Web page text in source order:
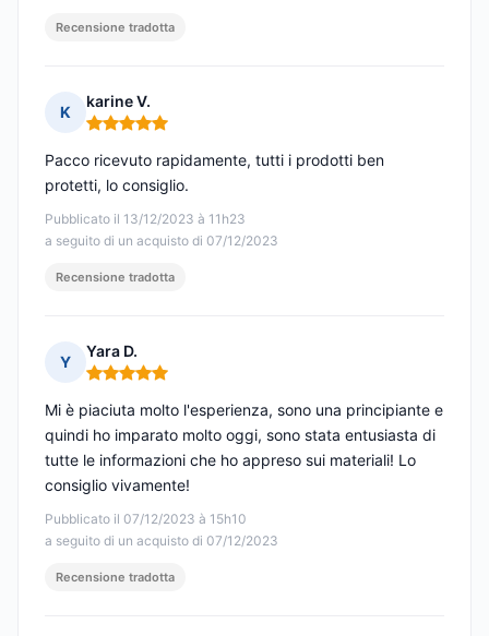
Recensione tradotta
K
karine V.
Nota: 5 su 5
Pubblicato il 13/12/2023 à 11h23
a seguito di un acquisto di 07/12/2023
Pacco ricevuto rapidamente, tutti i prodotti ben
protetti, lo consiglio.
Recensione tradotta
Y
Yara D.
Nota: 5 su 5
Pubblicato il 07/12/2023 à 15h10
a seguito di un acquisto di 07/12/2023
Mi è piaciuta molto l'esperienza, sono una principiante e
quindi ho imparato molto oggi, sono stata entusiasta di
tutte le informazioni che ho appreso sui materiali! Lo
consiglio vivamente!
Recensione tradotta